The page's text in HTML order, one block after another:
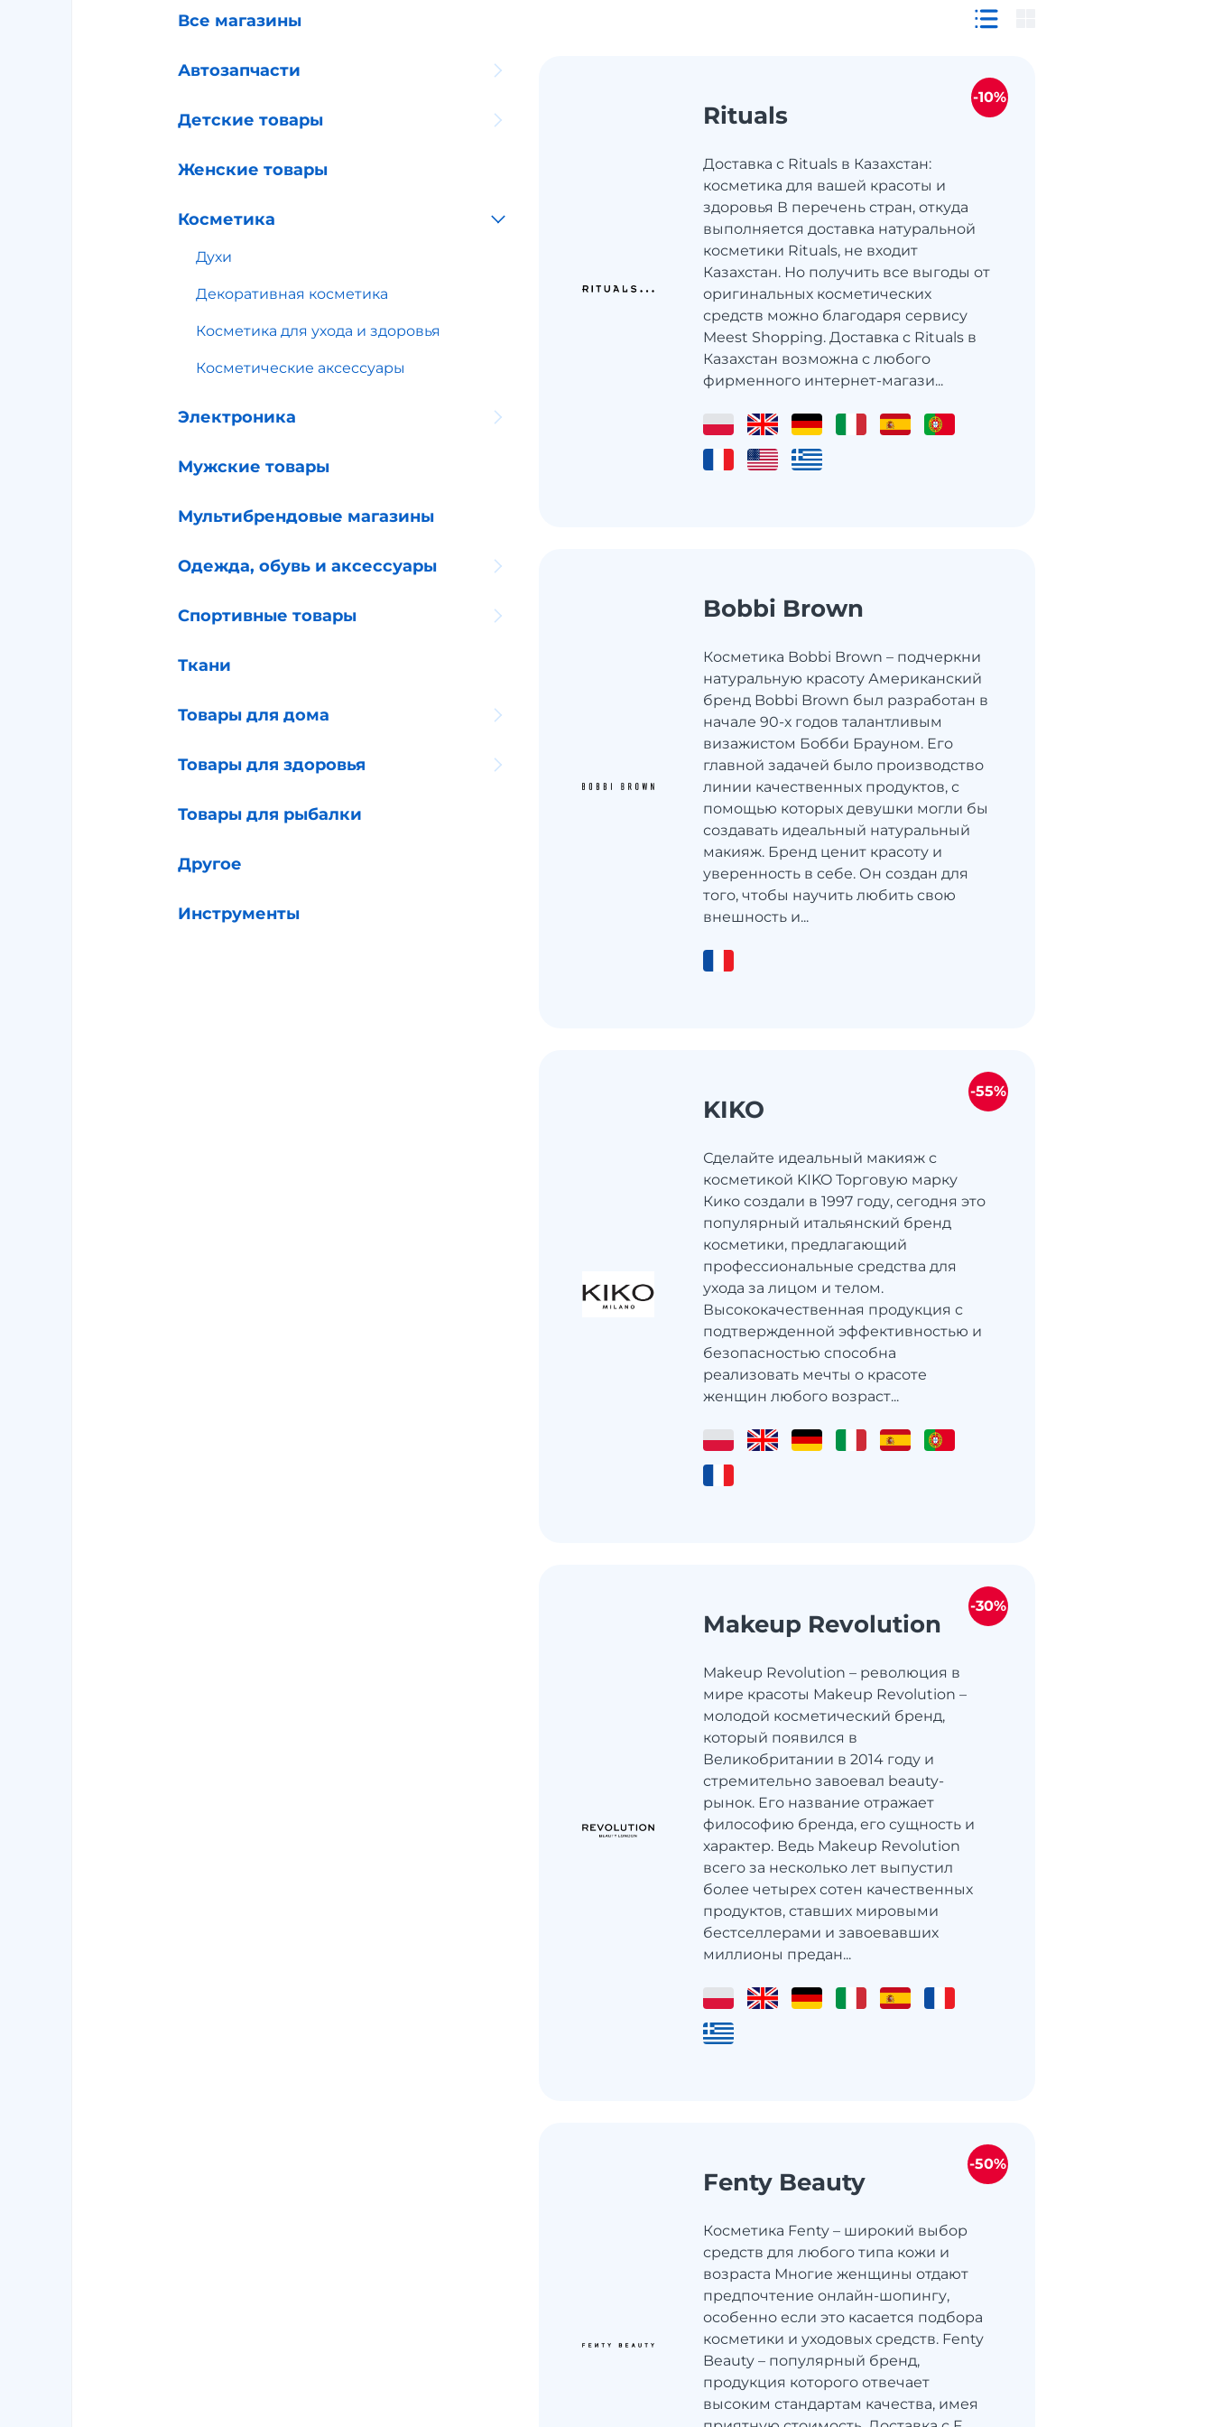
Все магазины
Автозапчасти
Детские товары
Женские товары
Косметика
Духи
Декоративная косметика
Косметика для ухода и здоровья
Косметические аксессуары
Электроника
Мужские товары
Мультибрендовые магазины
Одежда, обувь и аксессуары
Спортивные товары
Ткани
Товары для дома
Товары для здоровья
Товары для рыбалки
Другое
Инструменты
Rituals
Доставка с Rituals в Казахстан:
косметика для вашей красоты и
здоровья В перечень стран, откуда
выполняется доставка натуральной
косметики Rituals, не входит
Казахстан. Но получить все выгоды от
оригинальных косметических
средств можно благодаря сервису
Meest Shopping. Доставка с Rituals в
Казахстан возможна с любого
фирменного интернет-магази...
-10%
Bobbi Brown
Косметика Bobbi Brown – подчеркни
натуральную красоту Американский
бренд Bobbi Brown был разработан в
начале 90-х годов талантливым
визажистом Бобби Брауном. Его
главной задачей было производство
линии качественных продуктов, с
помощью которых девушки могли бы
создавать идеальный натуральный
макияж. Бренд ценит красоту и
уверенность в себе. Он создан для
того, чтобы научить любить свою
внешность и...
KIKO
Сделайте идеальный макияж с
косметикой KIKO Торговую марку
Кико создали в 1997 году, сегодня это
популярный итальянский бренд
косметики, предлагающий
профессиональные средства для
ухода за лицом и телом.
Высококачественная продукция с
подтвержденной эффективностью и
безопасностью способна
реализовать мечты о красоте
женщин любого возраст...
-55%
Makeup Revolution
Makeup Revolution – революция в
мире красоты Makeup Revolution –
молодой косметический бренд,
который появился в
Великобритании в 2014 году и
стремительно завоевал beauty-
рынок. Его название отражает
философию бренда, его сущность и
характер. Ведь Makeup Revolution
всего за несколько лет выпустил
более четырех сотен качественных
продуктов, ставших мировыми
бестселлерами и завоевавших
миллионы предан...
-30%
Fenty Beauty
Косметика Fenty – широкий выбор
средств для любого типа кожи и
возраста Многие женщины отдают
предпочтение онлайн-шопингу,
особенно если это касается подбора
косметики и уходовых средств. Fenty
Beauty – популярный бренд,
продукция которого отвечает
высоким стандартам качества, имея
-50%